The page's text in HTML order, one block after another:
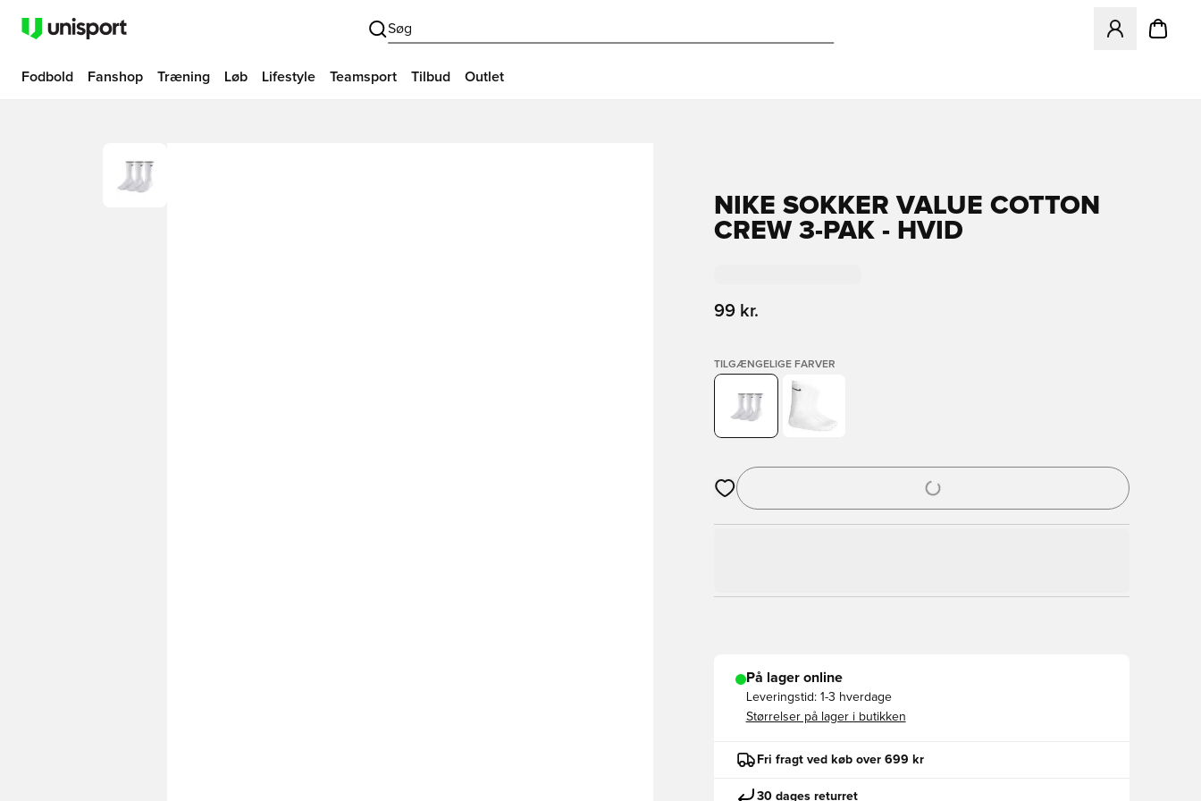
Søg
Åbner en
Fodbold Fanshop Træning Løb Lifestyle Teamsport Tilbud Outlet
NIKE SOKKER VALUE COTTON
CREW 3-PAK - HVID
99 kr.
TILGÆNGELIGE FARVER
Åbner en Modal til at logge ind eller tilmelde dig som medlem
På lager online
Leveringstid: 1-3 hverdage
Størrelser på lager i butikken
Fri fragt ved køb over 699 kr
30 dages returret